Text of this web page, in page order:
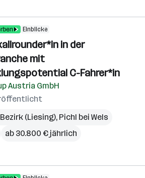
Einblicke
in der
mit
C-Fahrer*in
Austria GmbH
(Liesing), Pichl bei Wels
ab 30.800 € jährlich